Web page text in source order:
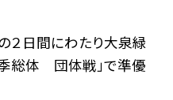
の２日間にわたり大泉緑
総体 団体戦」で準優